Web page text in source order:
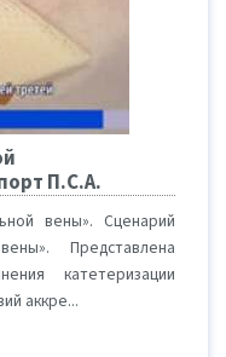
П.С.А.
вены». Сценарий
Представлена
катетеризации
аккре...